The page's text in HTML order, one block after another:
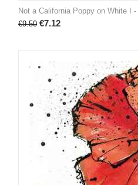
Not a California Poppy on White I
€9.50 €7.12